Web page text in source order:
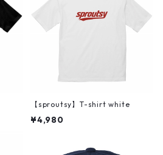
【sproutsy】T-shirt white
¥4,980